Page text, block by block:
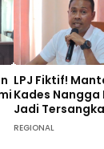
LPJ Fiktif!
Kades Nangga
Jadi Tersangka
Tunggal, 40
REGIONAL